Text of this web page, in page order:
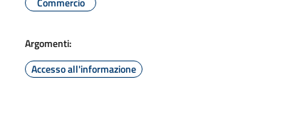
Argomenti:
Accesso all'informazione